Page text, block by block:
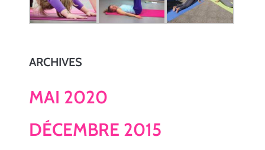
ARCHIVES
MAI 2020
DÉCEMBRE 2015